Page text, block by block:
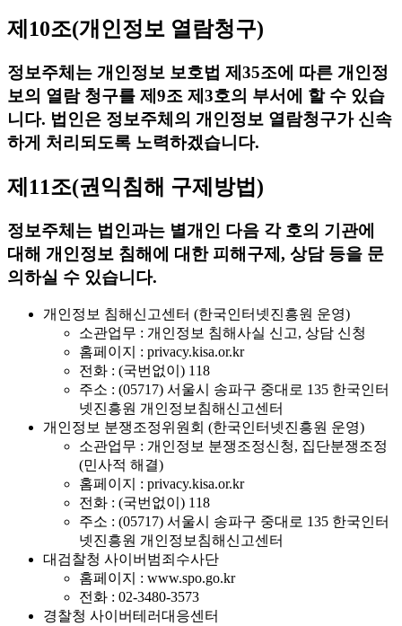
제10조(개인정보 열람청구)
정보주체는 개인정보 보호법 제35조에 따른 개인정
보의 열람 청구를 제9조 제3호의 부서에 할 수 있습
니다. 법인은 정보주체의 개인정보 열람청구가 신속
하게 처리되도록 노력하겠습니다.
제11조(권익침해 구제방법)
정보주체는 법인과는 별개인 다음 각 호의 기관에
대해 개인정보 침해에 대한 피해구제, 상담 등을 문
의하실 수 있습니다.
개인정보 침해신고센터 (한국인터넷진흥원 운영)
소관업무 : 개인정보 침해사실 신고, 상담 신청
홈페이지 : privacy.kisa.or.kr
전화 : (국번없이) 118
주소 : (05717) 서울시 송파구 중대로 135 한국인터
넷진흥원 개인정보침해신고센터
개인정보 분쟁조정위원회 (한국인터넷진흥원 운영)
소관업무 : 개인정보 분쟁조정신청, 집단분쟁조정
(민사적 해결)
홈페이지 : privacy.kisa.or.kr
전화 : (국번없이) 118
주소 : (05717) 서울시 송파구 중대로 135 한국인터
넷진흥원 개인정보침해신고센터
대검찰청 사이버범죄수사단
홈페이지 : www.spo.go.kr
전화 : 02-3480-3573
경찰청 사이버테러대응센터